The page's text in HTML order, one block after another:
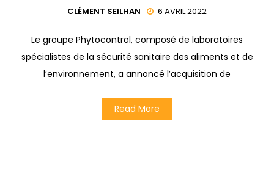
CLÉMENT SEILHAN 6 AVRIL 2022
Le groupe Phytocontrol, composé de laboratoires
spécialistes de la sécurité sanitaire des aliments et de
l’environnement, a annoncé l’acquisition de
Read More